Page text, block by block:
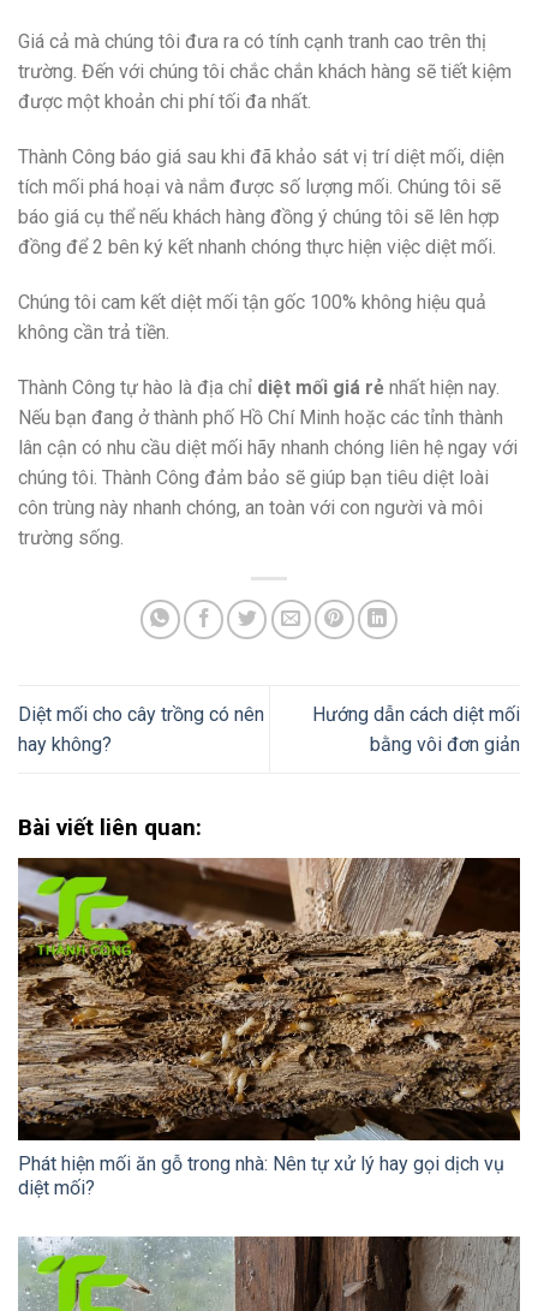
Giá cả mà chúng tôi đưa ra có tính cạnh tranh cao trên thị
trường. Đến với chúng tôi chắc chắn khách hàng sẽ tiết kiệm
được một khoản chi phí tối đa nhất.
Thành Công báo giá sau khi đã khảo sát vị trí diệt mối, diện
tích mối phá hoại và nắm được số lượng mối. Chúng tôi sẽ
báo giá cụ thể nếu khách hàng đồng ý chúng tôi sẽ lên hợp
đồng để 2 bên ký kết nhanh chóng thực hiện việc diệt mối.
Chúng tôi cam kết diệt mối tận gốc 100% không hiệu quả
không cần trả tiền.
Thành Công tự hào là địa chỉ diệt mối giá rẻ nhất hiện nay.
Nếu bạn đang ở thành phố Hồ Chí Minh hoặc các tỉnh thành
lân cận có nhu cầu diệt mối hãy nhanh chóng liên hệ ngay với
chúng tôi. Thành Công đảm bảo sẽ giúp bạn tiêu diệt loài
côn trùng này nhanh chóng, an toàn với con người và môi
trường sống.
Diệt mối cho cây trồng có nên
hay không?
Hướng dẫn cách diệt mối
bằng vôi đơn giản
Bài viết liên quan:
Phát hiện mối ăn gỗ trong nhà: Nên tự xử lý hay gọi dịch vụ
diệt mối?